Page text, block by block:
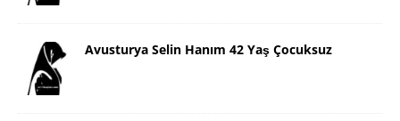
Avusturya Selin Hanım 42 Yaş Çocuksuz